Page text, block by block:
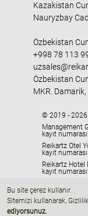
Bu site çerez kullanır.
Sitemizi kullanarak,
ediyorsunuz.
Kazakistan
Nauryzbay
Özbekistan
+998 78 113
Özbekistan
MKR.
© 2019 - 2026
Management
kayıt
Reikartz Otel
kayıt
Reikartz Hotel
kayıt
kayıt